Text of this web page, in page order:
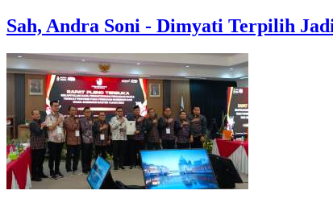
Sah, Andra Soni - Dimyati Terpilih